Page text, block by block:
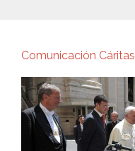
Comunicación Cáritas